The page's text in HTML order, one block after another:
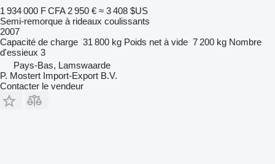
1 934 000 F CFA 2 950 € ≈ 3 408 $US
Semi-remorque à rideaux coulissants
2007
Capacité de charge 31 800 kg Poids net à vide 7 200 kg Nombre
d'essieux 3
Pays-Bas, Lamswaarde
P. Mostert Import-Export B.V.
Contacter le vendeur